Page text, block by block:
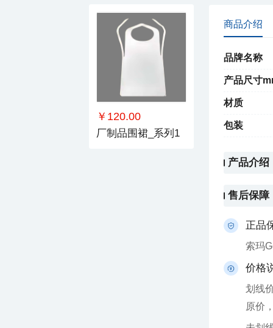
￥120.00
厂制品围裙_系列1
商品介绍
品牌名称
产品尺寸
材质
包装
产品介绍
售后保障
正品
索玛
价格
原价